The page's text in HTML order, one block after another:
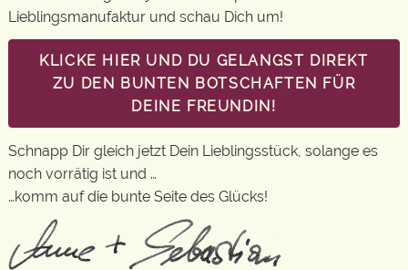
Lieblingsmanufaktur und schau Dich um!
KLICKE HIER UND DU GELANGST DIREKT
ZU DEN BUNTEN BOTSCHAFTEN FÜR
DEINE FREUNDIN!
Schnapp Dir gleich jetzt Dein Lieblingsstück, solange es
noch vorrätig ist und …
…komm auf die bunte Seite des Glücks!